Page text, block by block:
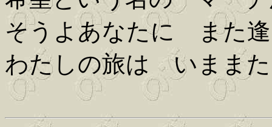
そうよあなたに また
わたしの旅は いまま